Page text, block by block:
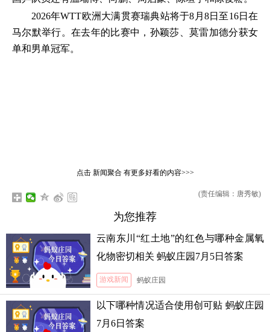
2026年WTT欧洲大满贯赛瑞典站将于8月8日至16日在
马尔默举行。在去年的比赛中，孙颖莎、莫雷加德分获女
单和男单冠军。
点击 新闻聚合有更多好看的内容>>>
(责任编辑：唐秀敏)
为您推荐
云南东川“红土地”的红色与哪种金属氧
化物密切相关 蚂蚁庄园7月5日答案
游戏新闻 蚂蚁庄园
以下哪种情况适合使用创可贴 蚂蚁庄园
7月6日答案